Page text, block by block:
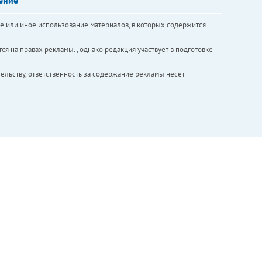
иное использование материалов, в которых содержится
правах рекламы. , однако редакция участвует в подготовке
ответственность за содержание рекламы несет